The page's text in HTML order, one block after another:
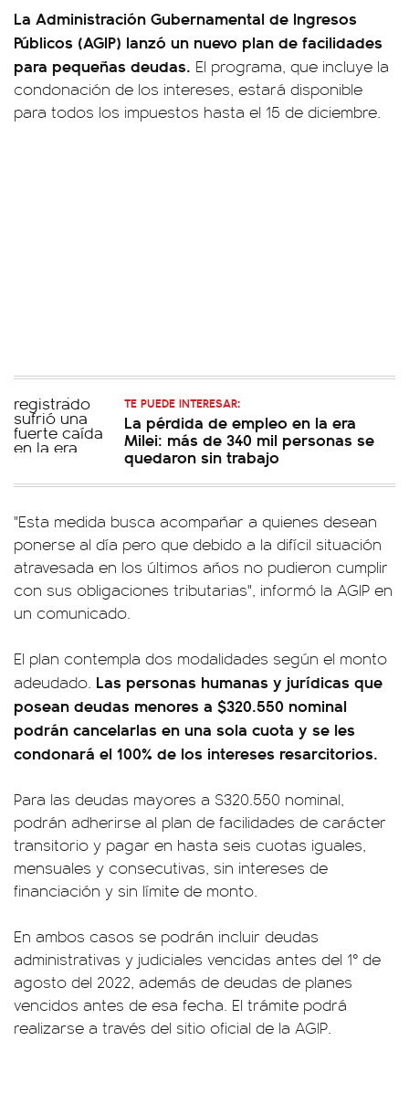
La Administración Gubernamental de Ingresos
Públicos (AGIP) lanzó un nuevo plan de facilidades
para pequeñas deudas. El programa, que incluye la
condonación de los intereses, estará disponible
para todos los impuestos hasta el 15 de diciembre.
TE PUEDE INTERESAR:
La pérdida de empleo en la era
Milei: más de 340 mil personas se
quedaron sin trabajo
"Esta medida busca acompañar a quienes desean
ponerse al día pero que debido a la difícil situación
atravesada en los últimos años no pudieron cumplir
con sus obligaciones tributarias", informó la AGIP en
un comunicado.
El plan contempla dos modalidades según el monto
adeudado. Las personas humanas y jurídicas que
posean deudas menores a $320.550 nominal
podrán cancelarlas en una sola cuota y se les
condonará el 100% de los intereses resarcitorios.
Para las deudas mayores a $320.550 nominal,
podrán adherirse al plan de facilidades de carácter
transitorio y pagar en hasta seis cuotas iguales,
mensuales y consecutivas, sin intereses de
financiación y sin límite de monto.
En ambos casos se podrán incluir deudas
administrativas y judiciales vencidas antes del 1° de
agosto del 2022, además de deudas de planes
vencidos antes de esa fecha. El trámite podrá
realizarse a través del sitio oficial de la AGIP.